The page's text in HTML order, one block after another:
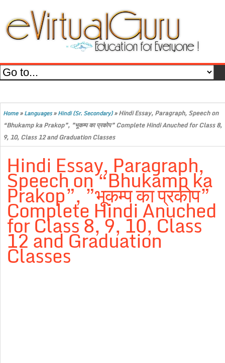
Home»Languages»Hindi (Sr. Secondary)»Hindi Essay, Paragraph, Speech on
“Bhukamp ka Prakop”, ”भूकम्प का प्रकोप” Complete Hindi Anuched for Class 8,
9, 10, Class 12 and Graduation Classes
Hindi Essay, Paragraph,
Speech on “Bhukamp ka
Prakop”, ”भूकम्प का प्रकोप”
Complete Hindi Anuched
for Class 8, 9, 10, Class
12 and Graduation
Classes